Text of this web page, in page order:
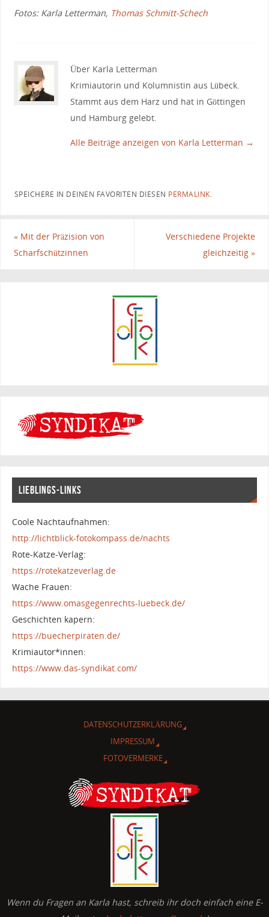
Fotos: Karla Letterman, Thomas Schmitt-Schech
Über Karla Letterman
Krimiautorin und Kolumnistin aus Lübeck.
Stammt aus dem Harz und hat in Göttingen
und Hamburg gelebt.
Alle Beiträge anzeigen von Karla Letterman →
SPEICHERE IN DEINEN FAVORITEN DIESEN PERMALINK.
«Mit der Präzision von
Scharfschützinnen
Verschiedene Projekte
gleichzeitig»
LIEBLINGS-LINKS
Coole Nachtaufnahmen:
http://lichtblick-fotokompass.de/nachts
Rote-Katze-Verlag:
https://rotekatzeverlag.de
Wache Frauen:
https://www.omasgegenrechts-luebeck.de/
Geschichten kapern:
https://buecherpiraten.de/
Krimiautor*innen:
https://www.das-syndikat.com/
DATENSCHUTZERKLÄRUNG
IMPRESSUM
FOTOVERMERKE
Wenn du Fragen an Karla hast, schreib ihr doch einfach eine E-